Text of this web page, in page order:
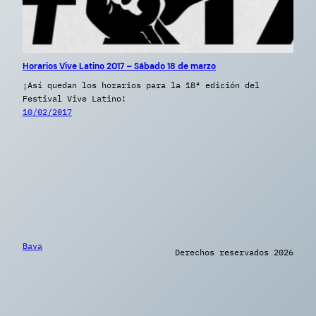
Horarios Vive Latino 2017 – Sábado 18 de marzo
¡Así quedan los horarios para la 18ª edición del
Festival Vive Latino!
10/02/2017
Bava
Derechos reservados 2026